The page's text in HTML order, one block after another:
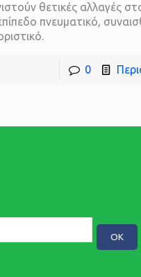
θετικές αλλαγές
πνευματικό,
0